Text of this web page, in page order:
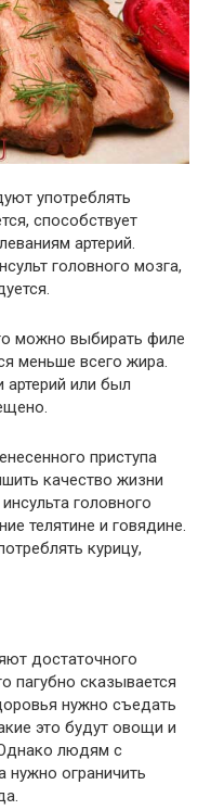
употреблять
способствует
артерий.
головного мозга,
можно выбирать филе
меньше всего жира.
или был
приступа
качество жизни
головного
телятине и говядине.
курицу,
достаточного
пагубно сказывается
нужно съедать
это будут овощи и
людям с
нужно ограничить